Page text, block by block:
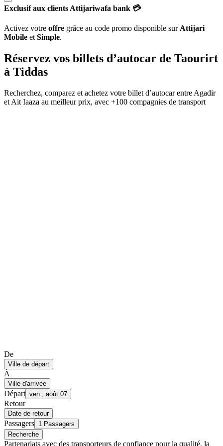
Exclusif aux clients Attijariwafa bank 💳
Activez votre offre grâce au code promo disponible sur Attijari
Mobile et Simple.
Réservez vos billets d’autocar de Taourirt
à Tiddas
Recherchez, comparez et achetez votre billet d’autocar entre Agadir
et Ait Iaaza au meilleur prix, avec +100 compagnies de transport
De
Ville de départ
À
Ville d'arrivée
Départ ven., août 07
Retour
Date de retour
Passagers 1 Passagers
Recherche
Partenariats avec des transporteurs de confiance pour la qualité, la